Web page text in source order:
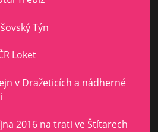
Týn
Loket
v Dražeticích a nádherné
2016 na trati ve Štítarech